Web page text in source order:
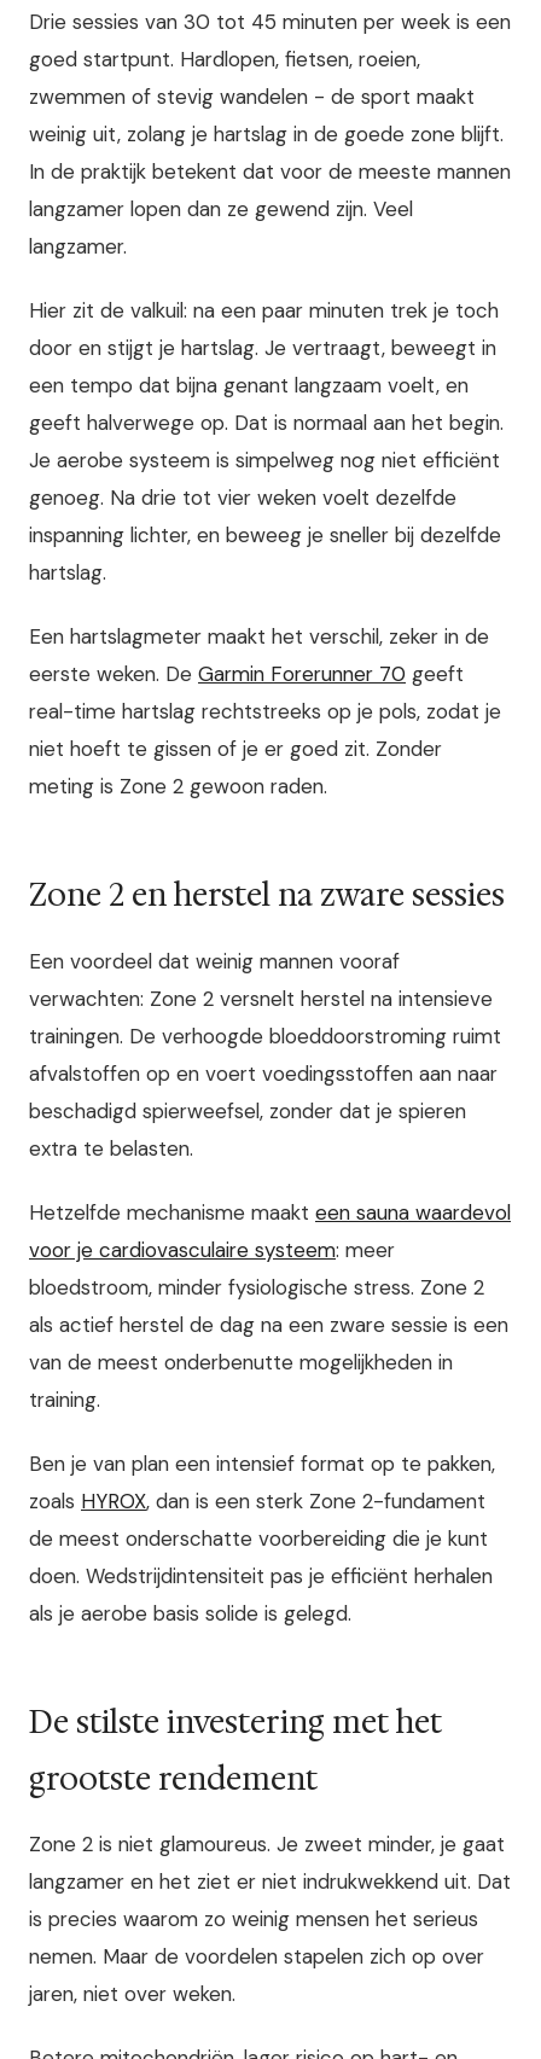
Drie sessies van 30 tot 45 minuten per week is een
goed startpunt. Hardlopen, fietsen, roeien,
zwemmen of stevig wandelen - de sport maakt
weinig uit, zolang je hartslag in de goede zone blijft.
In de praktijk betekent dat voor de meeste mannen
langzamer lopen dan ze gewend zijn. Veel
langzamer.
Hier zit de valkuil: na een paar minuten trek je toch
door en stijgt je hartslag. Je vertraagt, beweegt in
een tempo dat bijna genant langzaam voelt, en
geeft halverwege op. Dat is normaal aan het begin.
Je aerobe systeem is simpelweg nog niet efficiënt
genoeg. Na drie tot vier weken voelt dezelfde
inspanning lichter, en beweeg je sneller bij dezelfde
hartslag.
Een hartslagmeter maakt het verschil, zeker in de
eerste weken. De Garmin Forerunner 70 geeft
real-time hartslag rechtstreeks op je pols, zodat je
niet hoeft te gissen of je er goed zit. Zonder
meting is Zone 2 gewoon raden.
Zone 2 en herstel na zware sessies
Een voordeel dat weinig mannen vooraf
verwachten: Zone 2 versnelt herstel na intensieve
trainingen. De verhoogde bloeddoorstroming ruimt
afvalstoffen op en voert voedingsstoffen aan naar
beschadigd spierweefsel, zonder dat je spieren
extra te belasten.
Hetzelfde mechanisme maakt een sauna waardevol
voor je cardiovasculaire systeem: meer
bloedstroom, minder fysiologische stress. Zone 2
als actief herstel de dag na een zware sessie is een
van de meest onderbenutte mogelijkheden in
training.
Ben je van plan een intensief format op te pakken,
zoals HYROX, dan is een sterk Zone 2-fundament
de meest onderschatte voorbereiding die je kunt
doen. Wedstrijdintensiteit pas je efficiënt herhalen
als je aerobe basis solide is gelegd.
De stilste investering met het
grootste rendement
Zone 2 is niet glamoureus. Je zweet minder, je gaat
langzamer en het ziet er niet indrukwekkend uit. Dat
is precies waarom zo weinig mensen het serieus
nemen. Maar de voordelen stapelen zich op over
jaren, niet over weken.